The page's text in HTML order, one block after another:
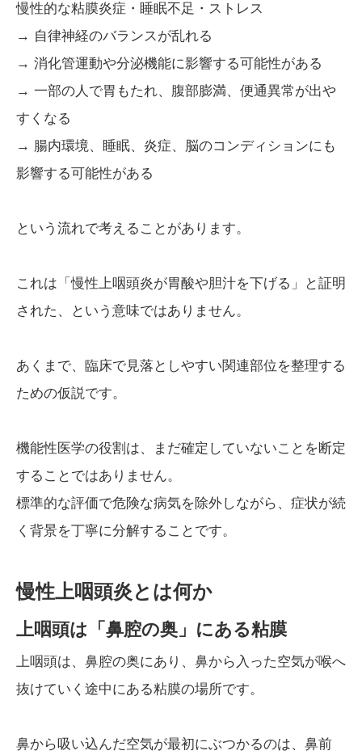
慢性的な粘膜炎症・睡眠不足・ストレス
→ 自律神経のバランスが乱れる
→ 消化管運動や分泌機能に影響する可能性がある
→ 一部の人で胃もたれ、腹部膨満、便通異常が出や
すくなる
→ 腸内環境、睡眠、炎症、脳のコンディションにも
影響する可能性がある
という流れで考えることがあります。
これは「慢性上咽頭炎が胃酸や胆汁を下げる」と証明
された、という意味ではありません。
あくまで、臨床で見落としやすい関連部位を整理する
ための仮説です。
機能性医学の役割は、まだ確定していないことを断定
することではありません。
標準的な評価で危険な病気を除外しながら、症状が続
く背景を丁寧に分解することです。
慢性上咽頭炎とは何か
上咽頭は「鼻腔の奥」にある粘膜
上咽頭は、鼻腔の奥にあり、鼻から入った空気が喉へ
抜けていく途中にある粘膜の場所です。
鼻から吸い込んだ空気が最初にぶつかるのは、鼻前